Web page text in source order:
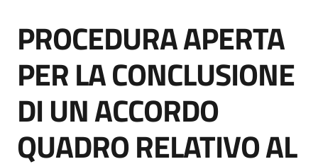
di
acquisto
Supporto
Piattaforme
Salta al contenuto
PROCEDURA APERTA
PER LA CONCLUSIONE
DI UN ACCORDO
QUADRO RELATIVO AL